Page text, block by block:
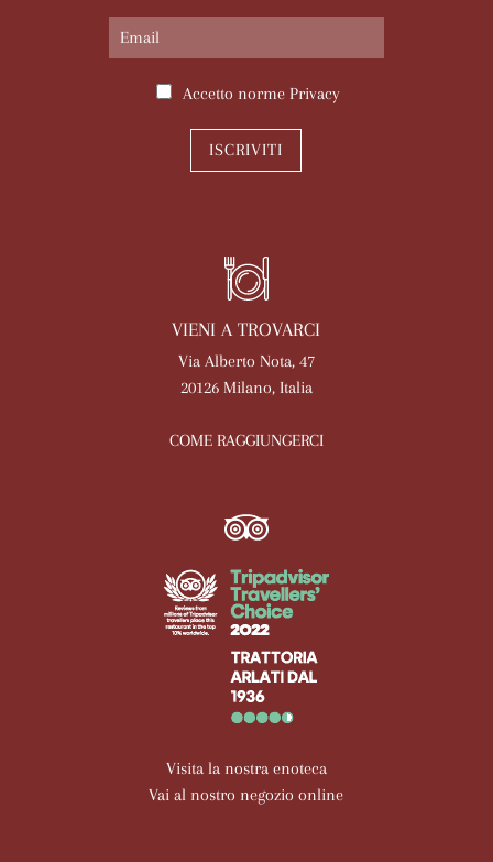
Accetto norme Privacy
ISCRIVITI
VIENI A TROVARCI
Via Alberto Nota, 47
20126 Milano, Italia
COME RAGGIUNGERCI
Visita la nostra enoteca
Vai al nostro negozio online